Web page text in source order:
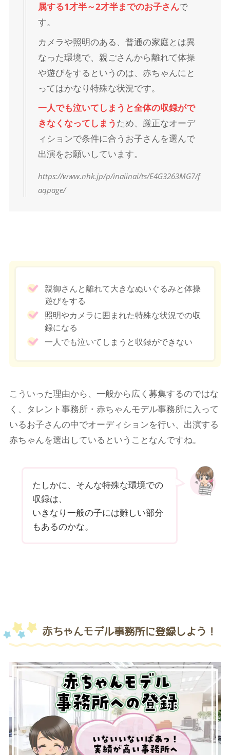
属する1才半～2才半までのお子さんで
す。
カメラや照明のある、普通の家庭とは異
なった環境で、親ごさんから離れて体操
や遊びをするというのは、赤ちゃんにと
ってはかなり特殊な状況です。
一人でも泣いてしまうと全体の収録がで
きなくなってしまうため、厳正なオーデ
ィションで条件に合うお子さんを選んで
出演をお願いしています。
https://www.nhk.jp/p/inaiinai/ts/E4G3263MG7/f
aqpage/
親御さんと離れて大きなぬいぐるみと体操
遊びをする
照明やカメラに囲まれた特殊な状況での収
録になる
一人でも泣いてしまうと収録ができない
こういった理由から、一般から広く募集するのではな
く、タレント事務所・赤ちゃんモデル事務所に入って
いるお子さんの中でオーディションを行い、出演する
赤ちゃんを選出しているということなんですね。
たしかに、そんな特殊な環境での
収録は、
いきなり一般の子には難しい部分
もあるのかな。
赤ちゃんモデル事務所に登録しよう！